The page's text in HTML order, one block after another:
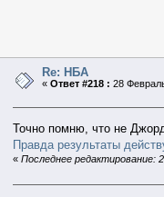
Re: НБА
«Ответ #218 : 28
Точно помню, что не
Правда результаты
« Последнее редактирование: